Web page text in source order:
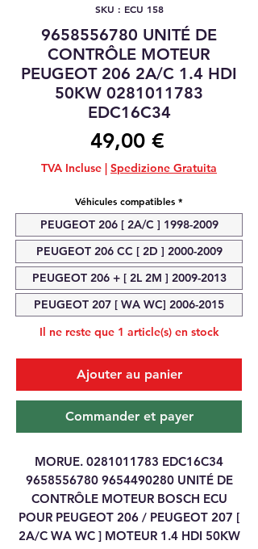
SKU : ECU 158
9658556780 UNITÉ DE
CONTRÔLE MOTEUR
PEUGEOT 206 2A/C 1.4 HDI
50KW 0281011783
EDC16C34
49,00 €Prix
TVA Incluse | Spedizione Gratuita
Véhicules compatibles *
PEUGEOT 206 [ 2A/C ] 1998-2009
PEUGEOT 206 CC [ 2D ] 2000-2009
PEUGEOT 206 + [ 2L 2M ] 2009-2013
PEUGEOT 207 [ WA WC] 2006-2015
Il ne reste que 1 article(s) en stock
Ajouter au panier
Commander et payer
MORUE. 0281011783 EDC16C34
9658556780 9654490280 UNITÉ DE
CONTRÔLE MOTEUR BOSCH ECU
POUR PEUGEOT 206 / PEUGEOT 207 [
2A/C WA WC ] MOTEUR 1.4 HDI 50KW